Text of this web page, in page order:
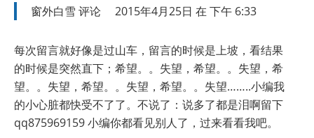
窗外白雪 评论 2015年4月25日 在 下午 6:33
每次留言就好像是过山车，留言的时候是上坡，看结果
的时候是突然直下；希望。。失望，希望。。失望，希
望。。失望，希望。。失望，希望。。失望……..小编我
的小心脏都快受不了了。不说了：说多了都是泪啊留下
qq875969159 小编你都看见别人了，过来看看我吧。